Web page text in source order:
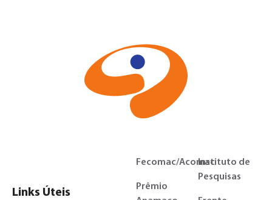
Links Úteis
Fecomac/Acomac
Prêmio
Instituto de
Pesquisas